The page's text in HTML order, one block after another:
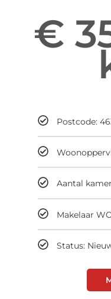
€
Postcode:
Aantal
Makelaar
Status: